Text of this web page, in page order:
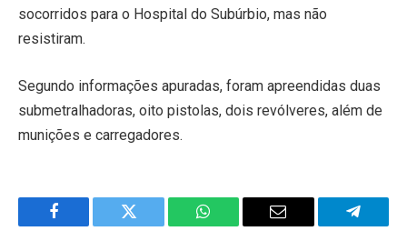
socorridos para o Hospital do Subúrbio, mas não
resistiram.
Segundo informações apuradas, foram apreendidas duas
submetralhadoras, oito pistolas, dois revólveres, além de
munições e carregadores.
Facebook Twitter WhatsApp Email